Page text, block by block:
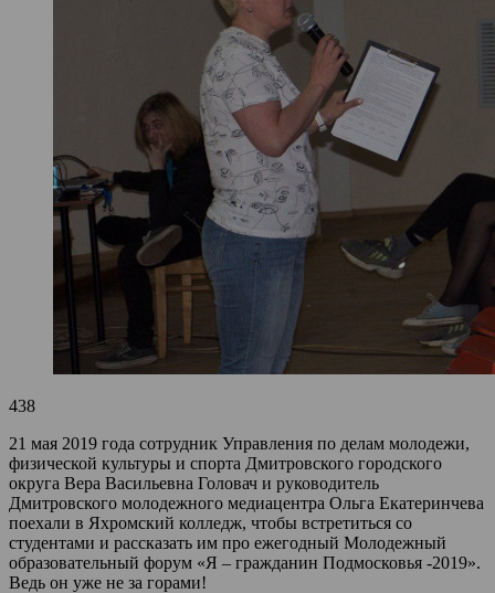
438
21 мая 2019 года сотрудник Управления по делам молодежи,
физической культуры и спорта Дмитровского городского
округа Вера Васильевна Головач и руководитель
Дмитровского молодежного медиацентра Ольга Екатеринчева
поехали в Яхромский колледж, чтобы встретиться со
студентами и рассказать им про ежегодный Молодежный
образовательный форум «Я – гражданин Подмосковья -2019».
Ведь он уже не за горами!